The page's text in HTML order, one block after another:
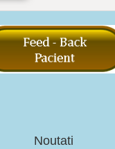
Noutati